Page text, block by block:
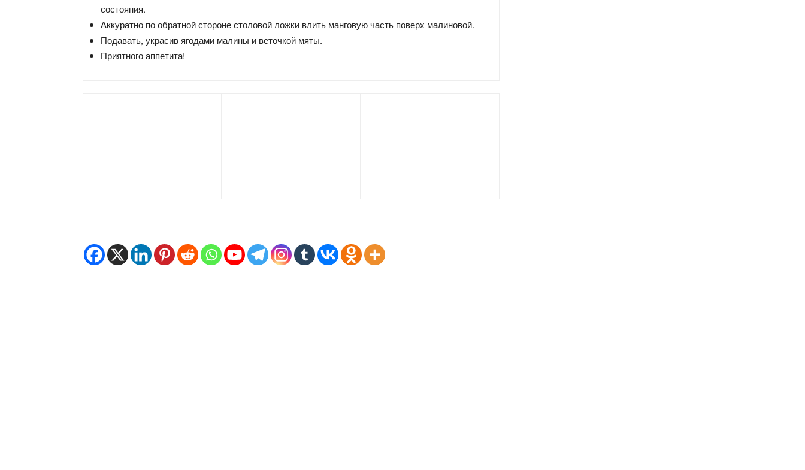
состояния.
Аккуратно по обратной стороне столовой ложки влить манговую часть поверх малиновой.
Подавать, украсив ягодами малины и веточкой мяты.
Приятного аппетита!